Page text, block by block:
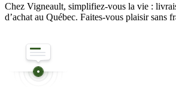
Chez Vigneault, simplifiez-vous la vie :
d’achat au Québec. Faites-vous plaisir sans